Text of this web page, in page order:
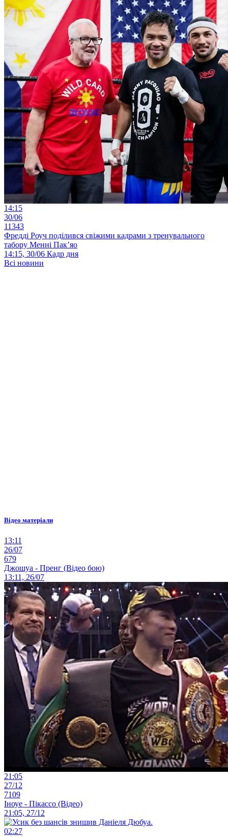
14:15
30/06
11343
Фредді Роуч поділився свіжими кадрами з тренувального
табору Менні Пак’яо
14:15, 30/06 Кадр дня
Всі новини
Відео матеріали
13:11
26/07
679
Джошуа - Пренг (Відео бою)
13:11, 26/07
21:05
27/12
7109
Іноуе - Пікассо (Відео)
21:05, 27/12
02:27